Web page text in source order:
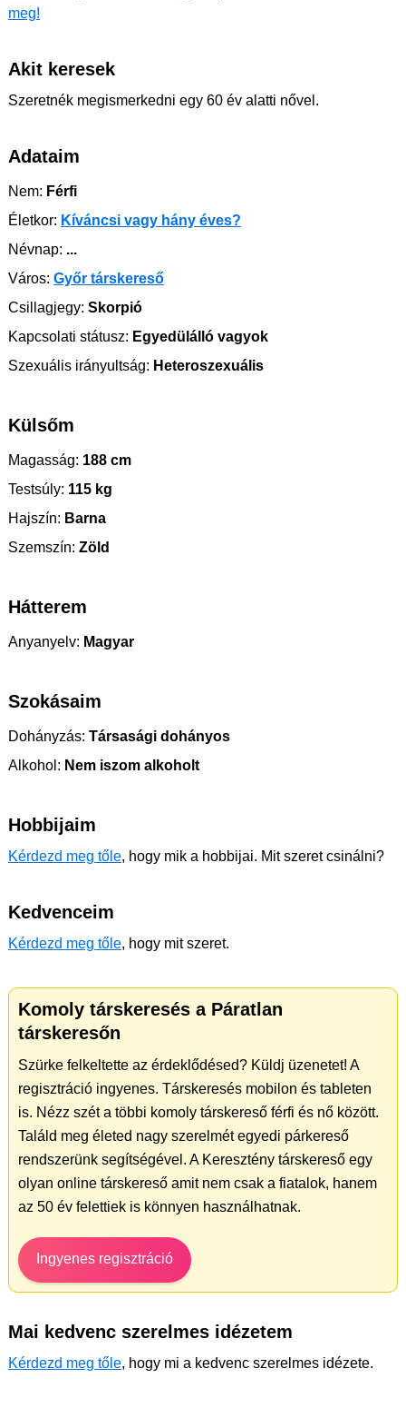
meg!
Akit keresek
Szeretnék megismerkedni egy 60 év alatti nővel.
Adataim
Nem: Férfi
Életkor: Kíváncsi vagy hány éves?
Névnap: ...
Város: Győr társkereső
Csillagjegy: Skorpió
Kapcsolati státusz: Egyedülálló vagyok
Szexuális irányultság: Heteroszexuális
Külsőm
Magasság: 188 cm
Testsúly: 115 kg
Hajszín: Barna
Szemszín: Zöld
Hátterem
Anyanyelv: Magyar
Szokásaim
Dohányzás: Társasági dohányos
Alkohol: Nem iszom alkoholt
Hobbijaim
Kérdezd meg tőle, hogy mik a hobbijai. Mit szeret csinálni?
Kedvenceim
Kérdezd meg tőle, hogy mit szeret.
Komoly társkeresés a Páratlan
társkeresőn
Szürke felkeltette az érdeklődésed? Küldj üzenetet! A
regisztráció ingyenes. Társkeresés mobilon és tableten
is. Nézz szét a többi komoly társkereső férfi és nő között.
Találd meg életed nagy szerelmét egyedi párkereső
rendszerünk segítségével. A Keresztény társkereső egy
olyan online társkereső amit nem csak a fiatalok, hanem
az 50 év felettiek is könnyen használhatnak.
Ingyenes regisztráció
Mai kedvenc szerelmes idézetem
Kérdezd meg tőle, hogy mi a kedvenc szerelmes idézete.